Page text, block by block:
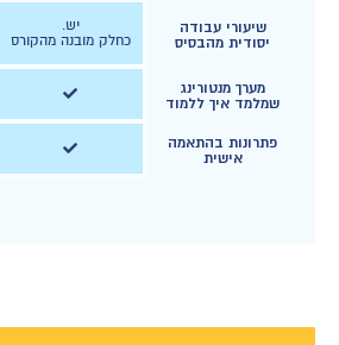
שיעורי עבודה
יסודית מהבסיס
יש.
כחלק מובנה מהקורס
מערך מנטורינג
שמלמד איך ללמוד
פתרונות בהתאמה
אישית